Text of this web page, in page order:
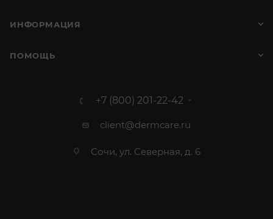
ИНФОРМАЦИЯ
ПОМОЩЬ
+7 (800) 201-22-42
client@dermcare.ru
Сочи, ул. Северная, д. 6